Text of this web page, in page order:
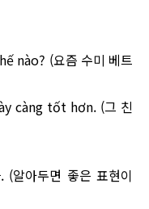
nào? (요즘 수미 베트
càng tốt hơn. (그 친
알아두면 좋은 표현이